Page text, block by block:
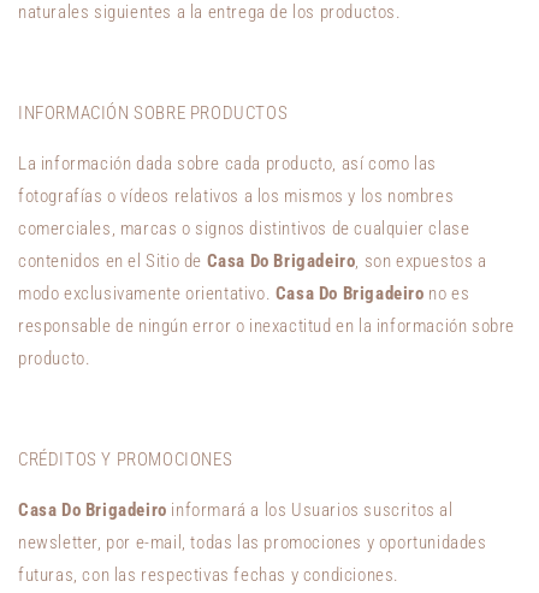
naturales siguientes a la entrega de los productos.
INFORMACIÓN SOBRE PRODUCTOS
La información dada sobre cada producto, así como las
fotografías o vídeos relativos a los mismos y los nombres
comerciales, marcas o signos distintivos de cualquier clase
contenidos en el Sitio de Casa Do Brigadeiro, son expuestos a
modo exclusivamente orientativo. Casa Do Brigadeiro no es
responsable de ningún error o inexactitud en la información sobre
producto.
CRÉDITOS Y PROMOCIONES
Casa Do Brigadeiro informará a los Usuarios suscritos al
newsletter, por e-mail, todas las promociones y oportunidades
futuras, con las respectivas fechas y condiciones.